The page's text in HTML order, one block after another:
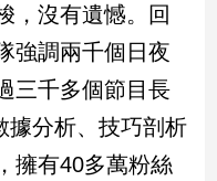
，沒有遺憾。回
強調兩千個日夜
三千多個節目長
據分析、技巧剖析
擁有40多萬粉絲